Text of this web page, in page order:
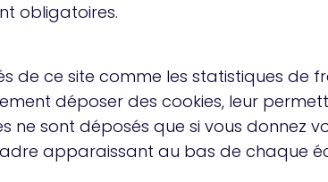
obligatoires.
de ce site comme les statistiques de
déposer des cookies, leur
ne sont déposés que si vous
apparaissant au bas de chaque